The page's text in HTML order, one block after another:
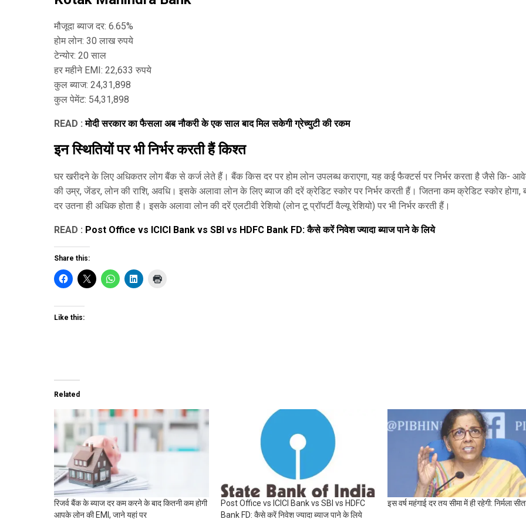
मौजूदा ब्याज दर: 6.65%
होम लोन: 30 लाख रुपये
टेन्योर: 20 साल
हर महीने EMI: 22,633 रुपये
कुल ब्याज: 24,31,898
कुल पेमेंट: 54,31,898
READ :मोदी सरकार का फैसला अब नौकरी के एक साल बाद मिल सकेगी ग्रेच्युटी की रकम
इन स्‍थि‍तियों पर भी निर्भर करती हैं किश्‍त
घर खरीदने के लिए अधिकतर लोग बैंक से कर्ज लेते हैं। बैंक किस दर पर होम लोन उपलब्ध कराएगा, यह कई फैक्टर्स पर निर्भर करता है जैसे कि-
की उम्र, जेंडर, लोन की राशि, अवधि। इसके अलावा लोन के लिए ब्याज की दरें क्रेडिट स्कोर पर निर्भर करती हैं। जितना कम क्रेडिट स्कोर होगा,
दर उतना ही अधिक होता है। इसके अलावा लोन की दरें एलटीवी रेशियो (लोन टू प्रॉपर्टी वैल्यू रेशियो) पर भी निर्भर करती हैं।
READ : Post Office vs ICICI Bank vs SBI vs HDFC Bank FD: कैसे करें निवेश ज्यादा ब्याज पाने के लिये
Share this:
Like this:
Related
रिजर्व बैंक के ब्याज दर कम करने के बाद कितनी कम होगी
आपके लोन की EMI, जाने यहां पर
Post Office vs ICICI Bank vs SBI vs HDFC
Bank FD: कैसे करें निवेश ज्यादा ब्याज पाने के लिये
इस वर्ष महंगाई दर तय सीमा में ही रहेगी: निर्मला